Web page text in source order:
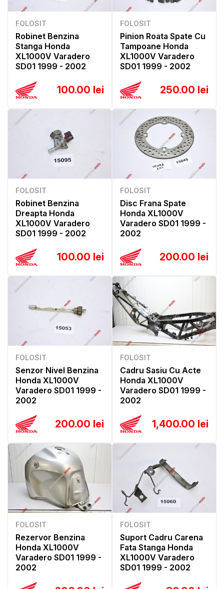
FOLOSIT
Robinet Benzina
Stanga Honda
XL1000V Varadero
SD01 1999 - 2002
100.00 lei
FOLOSIT
Pinion Roata Spate Cu
Tampoane Honda
XL1000V Varadero
SD01 1999 - 2002
250.00 lei
FOLOSIT
Robinet Benzina
Dreapta Honda
XL1000V Varadero
SD01 1999 - 2002
100.00 lei
FOLOSIT
Disc Frana Spate
Honda XL1000V
Varadero SD01 1999 -
2002
200.00 lei
FOLOSIT
Senzor Nivel Benzina
Honda XL1000V
Varadero SD01 1999 -
2002
200.00 lei
FOLOSIT
Cadru Sasiu Cu Acte
Honda XL1000V
Varadero SD01 1999 -
2002
1,400.00 lei
FOLOSIT
Rezervor Benzina
Honda XL1000V
Varadero SD01 1999 -
2002
FOLOSIT
Suport Cadru Carena
Fata Stanga Honda
XL1000V Varadero
SD01 1999 - 2002